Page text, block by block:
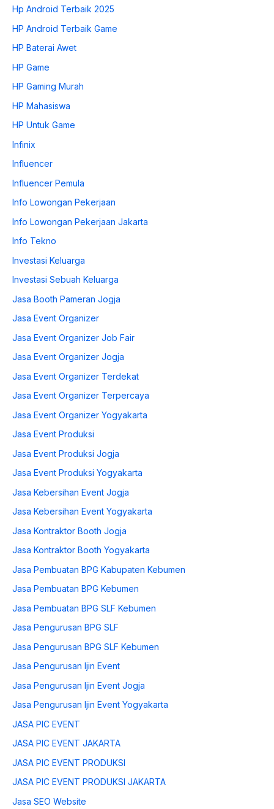
Hp Android Terbaik 2025
HP Android Terbaik Game
HP Baterai Awet
HP Game
HP Gaming Murah
HP Mahasiswa
HP Untuk Game
Infinix
Influencer
Influencer Pemula
Info Lowongan Pekerjaan
Info Lowongan Pekerjaan Jakarta
Info Tekno
Investasi Keluarga
Investasi Sebuah Keluarga
Jasa Booth Pameran Jogja
Jasa Event Organizer
Jasa Event Organizer Job Fair
Jasa Event Organizer Jogja
Jasa Event Organizer Terdekat
Jasa Event Organizer Terpercaya
Jasa Event Organizer Yogyakarta
Jasa Event Produksi
Jasa Event Produksi Jogja
Jasa Event Produksi Yogyakarta
Jasa Kebersihan Event Jogja
Jasa Kebersihan Event Yogyakarta
Jasa Kontraktor Booth Jogja
Jasa Kontraktor Booth Yogyakarta
Jasa Pembuatan BPG Kabupaten Kebumen
Jasa Pembuatan BPG Kebumen
Jasa Pembuatan BPG SLF Kebumen
Jasa Pengurusan BPG SLF
Jasa Pengurusan BPG SLF Kebumen
Jasa Pengurusan Ijin Event
Jasa Pengurusan Ijin Event Jogja
Jasa Pengurusan Ijin Event Yogyakarta
JASA PIC EVENT
JASA PIC EVENT JAKARTA
JASA PIC EVENT PRODUKSI
JASA PIC EVENT PRODUKSI JAKARTA
Jasa SEO Website